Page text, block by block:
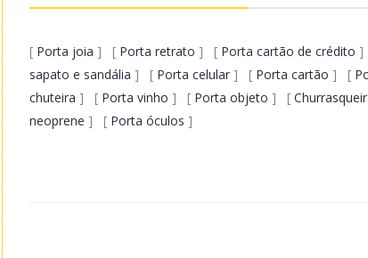
[ Porta joia ] [ Porta retrato ] [ Porta cartão de crédito
sapato e sandália ] [ Porta celular ] [ Porta cartão ] [
chuteira ] [ Porta vinho ] [ Porta objeto ] [
neoprene ] [ Porta óculos ]